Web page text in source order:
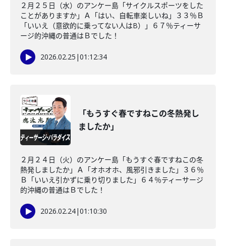
２月２５日（水）のアンケー島「サイクルスポーツをした
ことがありますか」Ａ「はい、自転車楽しいね」３３％Ｂ
「いいえ（意欲的に乗ってない人はB）」６７％ティーサ
ージ的沖縄の普通はＢでした！
2026.02.25 |01:12:34
「もうすぐ春ですねこの冬熱発し
ましたか」
２月２４日（火）のアンケー島「もうすぐ春ですねこの冬
熱発しましたか」Ａ「オホオホ、風邪引きました」３６％
Ｂ「いいえ引かずに乗り切りました」６４％ティーサージ
的沖縄の普通はＢでした！
2026.02.24|01:10:30